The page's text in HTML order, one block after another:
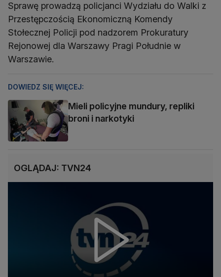
Sprawę prowadzą policjanci Wydziału do Walki z
Przestępczością Ekonomiczną Komendy
Stołecznej Policji pod nadzorem Prokuratury
Rejonowej dla Warszawy Pragi Południe w
Warszawie.
DOWIEDZ SIĘ WIĘCEJ:
Mieli policyjne mundury, repliki
broni i narkotyki
OGLĄDAJ: TVN24